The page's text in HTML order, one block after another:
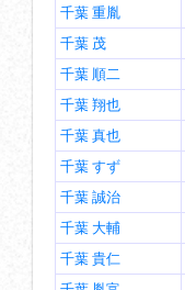
千葉 重胤
千葉 茂
千葉 順二
千葉 翔也
千葉 真也
千葉 すず
千葉 誠治
千葉 大輔
千葉 貴仁